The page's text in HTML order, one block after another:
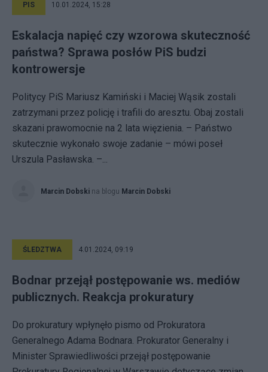
PIS 10.01.2024, 15:28
Eskalacja napięć czy wzorowa skuteczność
państwa? Sprawa posłów PiS budzi
kontrowersje
Politycy PiS Mariusz Kamiński i Maciej Wąsik zostali
zatrzymani przez policję i trafili do aresztu. Obaj zostali
skazani prawomocnie na 2 lata więzienia. – Państwo
skutecznie wykonało swoje zadanie – mówi poseł
Urszula Pasławska. –...
Marcin Dobski na blogu Marcin Dobski
ŚLEDZTWA 4.01.2024, 09:19
Bodnar przejął postępowanie ws. mediów
publicznych. Reakcja prokuratury
Do prokuratury wpłynęło pismo od Prokuratora
Generalnego Adama Bodnara. Prokurator Generalny i
Minister Sprawiedliwości przejął postępowanie